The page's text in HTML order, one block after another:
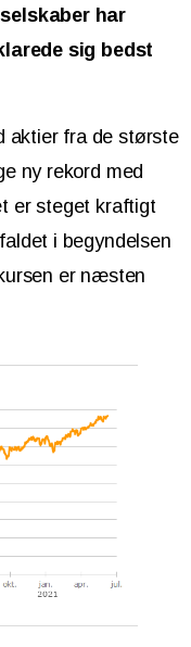
har
sig bedst
aktier fra de største
ny rekord med
er steget kraftigt
i begyndelsen
er næsten